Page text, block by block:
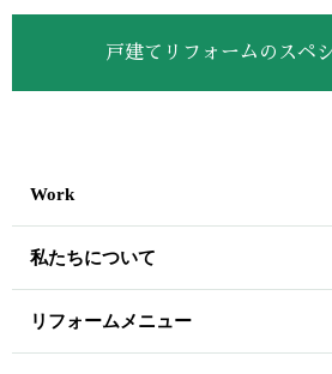
戸建てリフォームのスペ
Work
私たちについて
リフォームメニュー